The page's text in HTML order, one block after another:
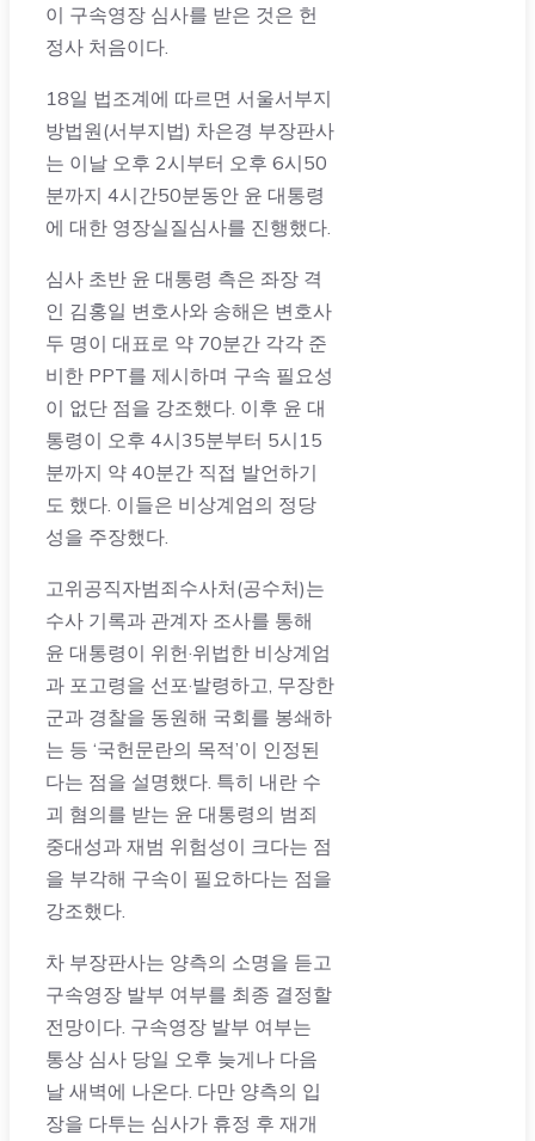
이 구속영장 심사를 받은 것은 헌
정사 처음이다.
18일 법조계에 따르면 서울서부지
방법원(서부지법) 차은경 부장판사
는 이날 오후 2시부터 오후 6시50
분까지 4시간50분동안 윤 대통령
에 대한 영장실질심사를 진행했다.
심사 초반 윤 대통령 측은 좌장 격
인 김홍일 변호사와 송해은 변호사
두 명이 대표로 약 70분간 각각 준
비한 PPT를 제시하며 구속 필요성
이 없단 점을 강조했다. 이후 윤 대
통령이 오후 4시35분부터 5시15
분까지 약 40분간 직접 발언하기
도 했다. 이들은 비상계엄의 정당
성을 주장했다.
고위공직자범죄수사처(공수처)는
수사 기록과 관계자 조사를 통해
윤 대통령이 위헌·위법한 비상계엄
과 포고령을 선포·발령하고, 무장한
군과 경찰을 동원해 국회를 봉쇄하
는 등 ‘국헌문란의 목적’이 인정된
다는 점을 설명했다. 특히 내란 수
괴 혐의를 받는 윤 대통령의 범죄
중대성과 재범 위험성이 크다는 점
을 부각해 구속이 필요하다는 점을
강조했다.
차 부장판사는 양측의 소명을 듣고
구속영장 발부 여부를 최종 결정할
전망이다. 구속영장 발부 여부는
통상 심사 당일 오후 늦게나 다음
날 새벽에 나온다. 다만 양측의 입
장을 다투는 심사가 휴정 후 재개